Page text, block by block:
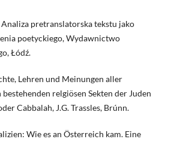
Analiza pretranslatorska tekstu jako
poetyckiego, Wydawnictwo
Łódź.
Lehren und Meinungen aller
relgiösen Sekten der Juden
Cabbalah, J.G. Trassles, Brúnn.
Wie es an Österreich kam. Eine